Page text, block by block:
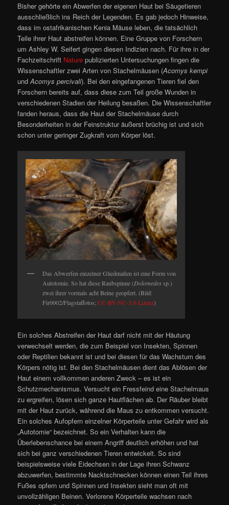
Bisher gehörte ein Abwerfen der eigenen Haut bei Säugetieren
ausschließlich ins Reich der Legenden. Es gab jedoch Hinweise,
dass im ostafrikanischen Kenia Mäuse leben, die tatsächlich
Teile ihrer Haut abstreifen können. Eine Gruppe von Forschern
um Ashley W. Seifert gingen diesen Indizien nach. Für ihre in der
Fachzeitschrift Nature publizierten Untersuchungen fingen die
Wissenschaftler zwei Arten von Stachelmäusen (Acomys kempi
undAcomys percivali). Bei den eingefangenen Tieren fiel den
Forschern bereits auf, dass diese zum Teil große Wunden in
verschiedenen Stadien der Heilung besaßen. Die Wissenschaftler
fanden heraus, dass die Haut der Stachelmäuse durch
Besonderheiten in der Feinstruktur äußerst brüchig ist und sich
schon unter geringer Zugkraft vom Körper löst.
Das Abwerfen einzelner Gliedmaßen ist eine Form von
Autotomie. So hat diese Raubspinne (Dolomedessp.)
zwei ihrer vormals acht Beine geopfert. (Bild:
Fir0002/Flagstaffotos;CC-BY-NC-3.0-Lizenz)
Ein solches Abstreifen der Haut darf nicht mit der Häutung
verwechselt werden, die zum Beispiel von Insekten, Spinnen
oder Reptilien bekannt ist und bei diesen für das Wachstum des
Körpers nötig ist. Bei den Stachelmäusen dient das Ablösen der
Haut einem vollkommen anderen Zweck – es ist ein
Schutzmechanismus. Versucht ein Fressfeind eine Stachelmaus
zu ergreifen, lösen sich ganze Hautflächen ab. Der Räuber bleibt
mit der Haut zurück, während die Maus zu entkommen versucht.
Ein solches Aufopfern einzelner Körperteile unter Gefahr wird als
„Autotomie“ bezeichnet. So ein Verhalten kann die
Überlebenschance bei einem Angriff deutlich erhöhen und hat
sich bei ganz verschiedenen Tieren entwickelt. So sind
beispielsweise viele Eidechsen in der Lage ihren Schwanz
abzuwerfen, bestimmte Nacktschnecken können einen Teil ihres
Fußes opfern und Spinnen und Insekten sieht man oft mit
unvollzähligen Beinen. Verlorene Körperteile wachsen nach